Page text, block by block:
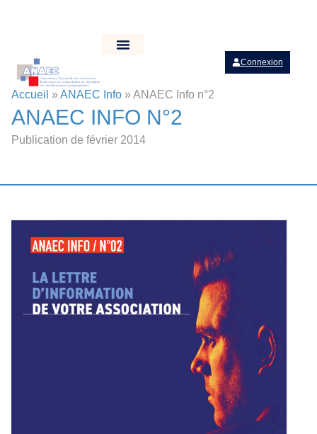
Connexion
Accueil » ANAEC Info » ANAEC Info n°2
ANAEC INFO N°2
Publication de février 2014